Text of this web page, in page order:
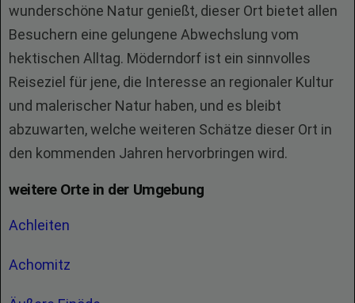
wunderschöne Natur genießt, dieser Ort bietet allen
Besuchern eine gelungene Abwechslung vom
hektischen Alltag. Möderndorf ist ein sinnvolles
Reiseziel für jene, die Interesse an regionaler Kultur
und malerischer Natur haben, und es bleibt
abzuwarten, welche weiteren Schätze dieser Ort in
den kommenden Jahren hervorbringen wird.
weitere Orte in der Umgebung
Achleiten
Achomitz